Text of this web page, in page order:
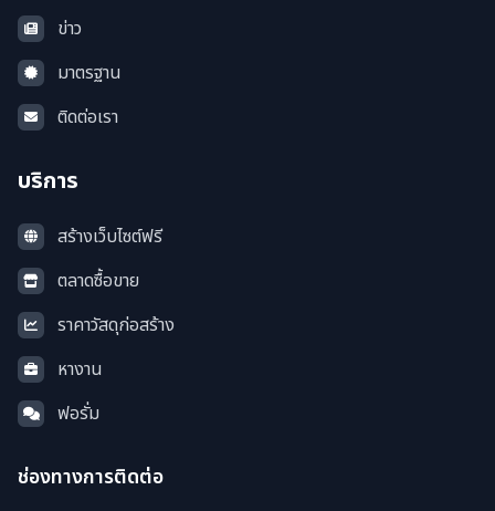
ข่าว
มาตรฐาน
ติดต่อเรา
บริการ
สร้างเว็บไซต์ฟรี
ตลาดซื้อขาย
ราคาวัสดุก่อสร้าง
หางาน
ฟอรั่ม
ช่องทางการติดต่อ